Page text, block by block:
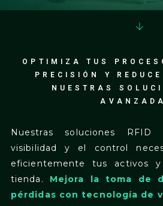
OPTIMIZA TUS
PRECISIÓN Y
NUESTRAS
Nuestras soluciones
visibilidad y el control
eficientemente tus activos
tienda. Mejora la toma de
pérdidas con tecnología de